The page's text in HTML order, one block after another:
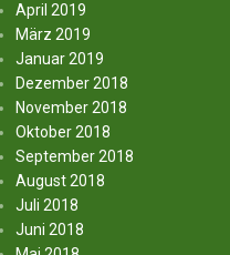
April 2019
März 2019
Januar 2019
Dezember 2018
November 2018
Oktober 2018
September 2018
August 2018
Juli 2018
Juni 2018